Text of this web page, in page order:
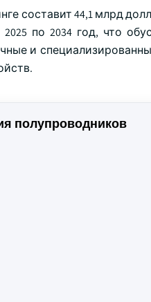
составит 44,1 млрд
по 2034 год, что
и
полупроводников